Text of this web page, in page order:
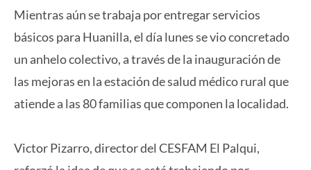
Mientras aún se trabaja por entregar servicios
básicos para Huanilla, el día lunes se vio concretado
un anhelo colectivo, a través de la inauguración de
las mejoras en la estación de salud médico rural que
atiende a las 80 familias que componen la localidad.
Victor Pizarro, director del CESFAM El Palqui,